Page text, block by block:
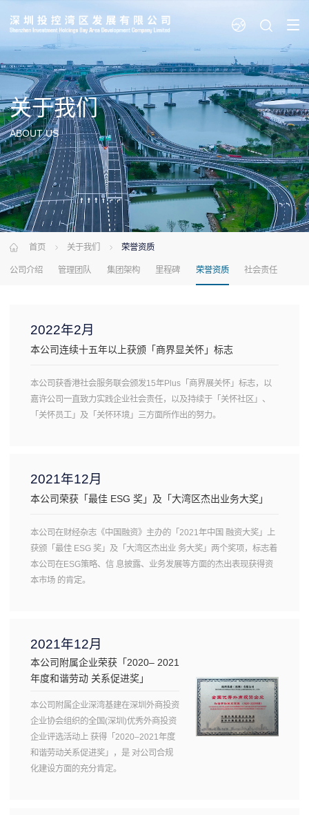
关于我们
ABOUT US
首页 关于我们 荣誉资质
公司介绍 管理团队 集团架构 里程碑 荣誉资质 社会责任
2022年2月
本公司连续十五年以上获颁「商界显关怀」标志
本公司获香港社会服务联会颁发15年Plus「商界展关怀」标志，以
嘉许公司一直致力实践企业社会责任，以及持续于「关怀社区」、
「关怀员工」及「关怀环境」三方面所作出的努力。
2021年12月
本公司荣获「最佳 ESG 奖」及「大湾区杰出业务大奖」
本公司在财经杂志《中国融资》主办的「2021年中国 融资大奖」上
获颁「最佳 ESG 奖」及「大湾区杰出业 务大奖」两个奖项，标志着
本公司在ESG策略、信 息披露、业务发展等方面的杰出表现获得资
本市场 的肯定。
2021年12月
本公司附属企业荣获「2020– 2021
年度和谐劳动 关系促进奖」
本公司附属企业深湾基建在深圳外商投资
企业协会组织的全国(深圳)优秀外商投资
企业评选活动上 获得「2020–2021年度
和谐劳动关系促进奖」，是 对公司合规
化建设方面的充分肯定。